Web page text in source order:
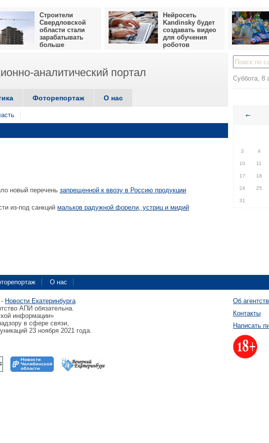
Строители
Свердловской
области стали
зарабатывать
больше
Нейросеть
Kandinsky будет
создавать видео
для обучения
роботов
аналитический портал
Фоторепортаж О нас
новый перечень запрещенной к ввозу в Россию продукции
из-под санкций мальков радужной форели, устриц и мидий
Суббота, 8
3 4
10 11
17 18
24 25
31
О нас
Новости Екатеринбурга
АПИ обязательна.
информации»
в сфере связи,
23 ноября 2021 года.
Об
Контакты
Написать